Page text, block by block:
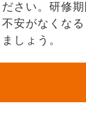
さい。研修
安がなくな
しょう。